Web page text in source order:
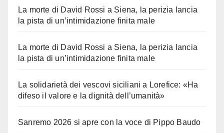
La morte di David Rossi a Siena, la perizia lancia
la pista di un’intimidazione finita male
La morte di David Rossi a Siena, la perizia lancia
la pista di un’intimidazione finita male
La solidarietà dei vescovi siciliani a Lorefice: «Ha
difeso il valore e la dignità dell’umanità»
Sanremo 2026 si apre con la voce di Pippo Baudo